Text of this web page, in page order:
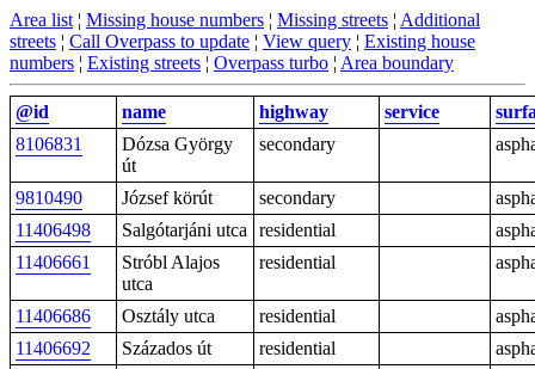
Area list ¦ Missing house numbers ¦ Missing streets ¦ Additional
streets ¦ Call Overpass to update ¦ View query ¦ Existing house
numbers ¦ Existing streets ¦ Overpass turbo ¦ Area boundary
@id name highway service
8106831
Dózsa György
út
secondary
9810490 József körút secondary
11406498
Salgótarjáni utca residential
11406661
Stróbl Alajos
utca
residential
11406686 Osztály utca residential
11406692
Százados út residential